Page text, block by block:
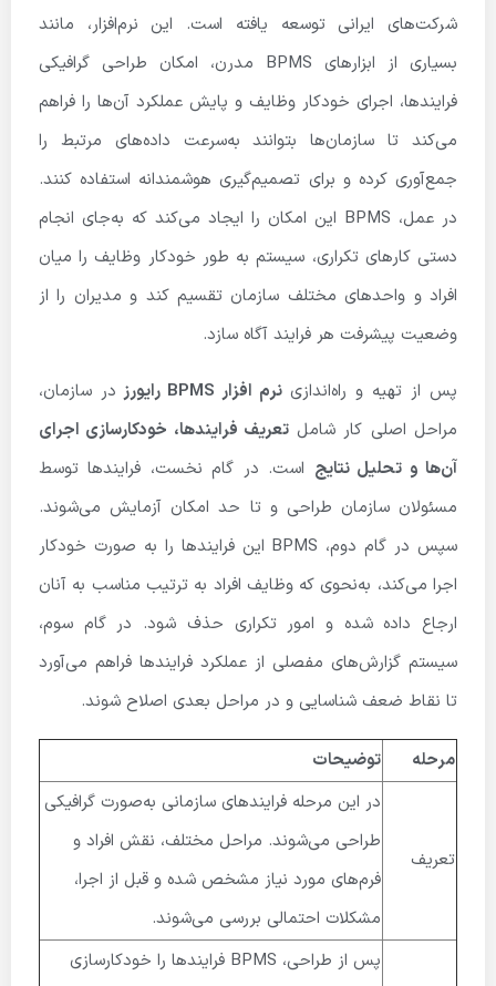
شرکت‌های ایرانی توسعه یافته است. این نرم‌افزار، مانند
بسیاری از ابزارهای BPMS مدرن، امکان طراحی گرافیکی
فرایندها، اجرای خودکار وظایف و پایش عملکرد آن‌ها را فراهم
می‌کند تا سازمان‌ها بتوانند به‌سرعت داده‌های مرتبط را
جمع‌آوری کرده و برای تصمیم‌گیری هوشمندانه استفاده کنند.
در عمل، BPMS این امکان را ایجاد می‌کند که به‌جای انجام
دستی کارهای تکراری، سیستم به طور خودکار وظایف را میان
افراد و واحدهای مختلف سازمان تقسیم کند و مدیران را از
وضعیت پیشرفت هر فرایند آگاه سازد.
پس از تهیه و راه‌اندازینرم افزار BPMS رایورز
در سازمان،
مراحل اصلی کار شاملتعریف فرایندها، خودکارسازی اجرای
آن‌ها و تحلیل نتایج است. در گام نخست، فرایندها توسط
مسئولان سازمان طراحی و تا حد امکان آزمایش می‌شوند.
سپس در گام دوم، BPMS این فرایندها را به صورت خودکار
اجرا می‌کند، به‌نحوی که وظایف افراد به ترتیب مناسب به آنان
ارجاع داده شده و امور تکراری حذف شود. در گام سوم،
سیستم گزارش‌های مفصلی از عملکرد فرایندها فراهم می‌آورد
تا نقاط ضعف شناسایی و در مراحل بعدی اصلاح شوند.
مرحله توضیحات
تعریف
در این مرحله فرایندهای سازمانی به‌صورت گرافیکی
طراحی می‌شوند. مراحل مختلف، نقش افراد و
فرم‌های مورد نیاز مشخص شده و قبل از اجرا،
مشکلات احتمالی بررسی می‌شوند.
پس از طراحی، BPMS فرایندها را خودکارسازی